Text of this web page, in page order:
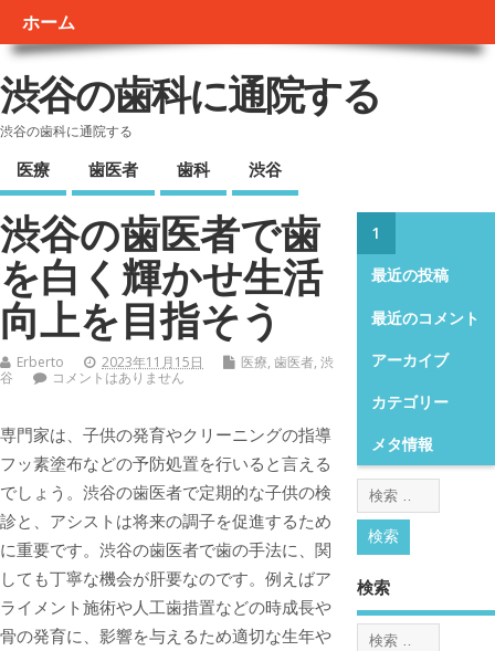
ホーム
渋谷の歯科に通院する
渋谷の歯科に通院する
医療 歯医者 歯科 渋谷
渋谷の歯医者で歯
を白く輝かせ生活
向上を目指そう
Erberto 2023年11月15日 医療, 歯医者, 渋
谷
コメントはありません
専門家は、子供の発育やクリーニングの指導
フッ素塗布などの予防処置を行いると言える
でしょう。 渋谷の歯医者で定期的な子供の検
診と、アシストは将来の調子を促進するため
に重要です。渋谷の歯医者で歯の手法に、関
しても丁寧な機会が肝要なのです。例えばア
ライメント施術や人工歯措置などの時成長や
骨の発育に、影響を与えるため適切な生年や
1
最近の投稿
最近のコメント
アーカイブ
カテゴリー
メタ情報
検索